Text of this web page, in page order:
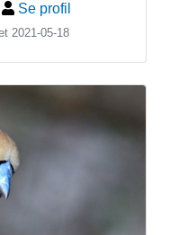
Se profil
2021-05-18